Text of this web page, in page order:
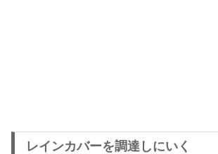
レインカバーを調達しにいく